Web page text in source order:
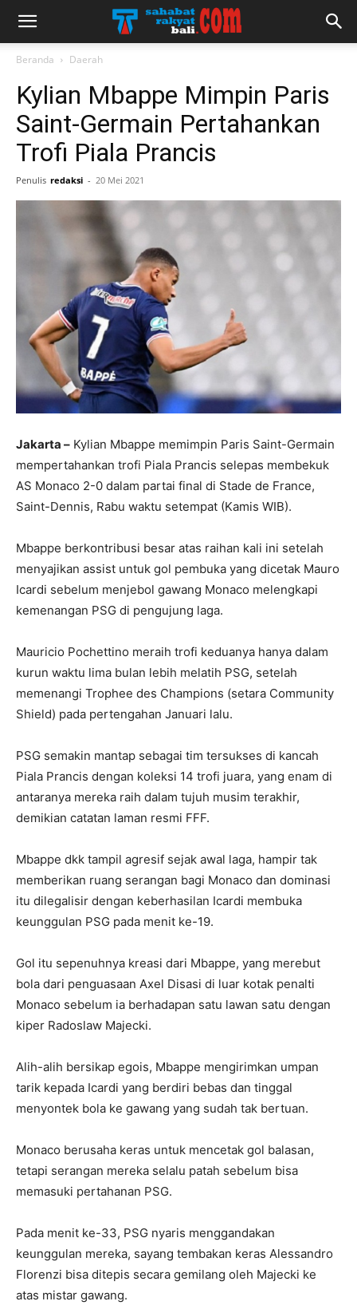
Beranda Daerah
Kylian Mbappe Mimpin Paris
Saint-Germain Pertahankan
Trofi Piala Prancis
Penulis redaksi - 20 Mei 2021
Jakarta – Kylian Mbappe memimpin Paris Saint-Germain
mempertahankan trofi Piala Prancis selepas membekuk
AS Monaco 2-0 dalam partai final di Stade de France,
Saint-Dennis, Rabu waktu setempat (Kamis WIB).
Mbappe berkontribusi besar atas raihan kali ini setelah
menyajikan assist untuk gol pembuka yang dicetak Mauro
Icardi sebelum menjebol gawang Monaco melengkapi
kemenangan PSG di pengujung laga.
Mauricio Pochettino meraih trofi keduanya hanya dalam
kurun waktu lima bulan lebih melatih PSG, setelah
memenangi Trophee des Champions (setara Community
Shield) pada pertengahan Januari lalu.
PSG semakin mantap sebagai tim tersukses di kancah
Piala Prancis dengan koleksi 14 trofi juara, yang enam di
antaranya mereka raih dalam tujuh musim terakhir,
demikian catatan laman resmi FFF.
Mbappe dkk tampil agresif sejak awal laga, hampir tak
memberikan ruang serangan bagi Monaco dan dominasi
itu dilegalisir dengan keberhasilan Icardi membuka
keunggulan PSG pada menit ke-19.
Gol itu sepenuhnya kreasi dari Mbappe, yang merebut
bola dari penguasaan Axel Disasi di luar kotak penalti
Monaco sebelum ia berhadapan satu lawan satu dengan
kiper Radoslaw Majecki.
Alih-alih bersikap egois, Mbappe mengirimkan umpan
tarik kepada Icardi yang berdiri bebas dan tinggal
menyontek bola ke gawang yang sudah tak bertuan.
Monaco berusaha keras untuk mencetak gol balasan,
tetapi serangan mereka selalu patah sebelum bisa
memasuki pertahanan PSG.
Pada menit ke-33, PSG nyaris menggandakan
keunggulan mereka, sayang tembakan keras Alessandro
Florenzi bisa ditepis secara gemilang oleh Majecki ke
atas mistar gawang.